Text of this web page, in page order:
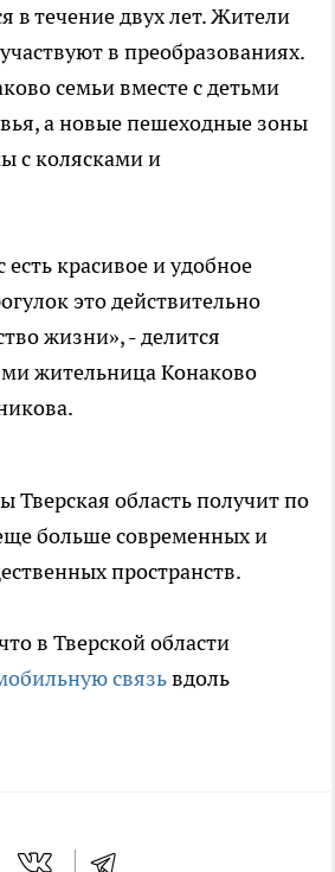
в течение двух лет. Жители
в преобразованиях.
семьи вместе с детьми
а новые пешеходные зоны
с колясками и
есть красивое и удобное
это действительно
жизни», - делится
жительница Конаково
Тверская область получит по
больше современных и
пространств.
в Тверской области
связьвдоль